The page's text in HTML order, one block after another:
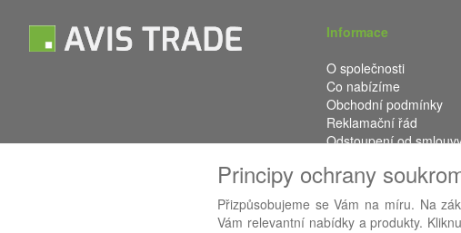
Informace
O společnosti
Co nabízíme
Obchodní podmínky
Reklamační řád
Odstoupení od
Principy ochrany
Přizpůsobujeme se Vám na míru. Na
Vám relevantní nabídky a produkty.